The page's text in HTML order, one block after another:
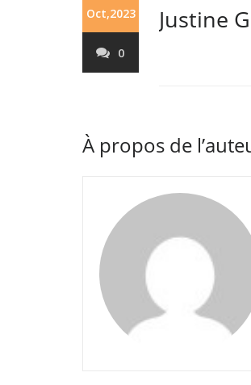
Oct,2023
0
Justine
À propos de